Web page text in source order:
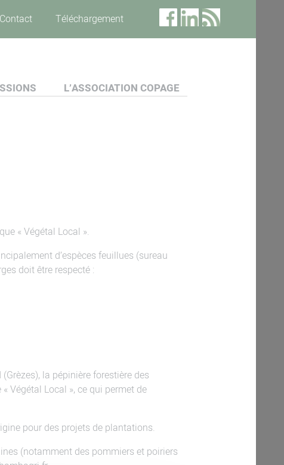
Contact Téléchargement
L’ASSOCIATION COPAGE
« Végétal Local ».
d’espèces feuillues (sureau
doit être respecté :
la pépinière forestière des
Végétal Local », ce qui permet de
pour des projets de plantations.
(notamment des pommiers et poiriers